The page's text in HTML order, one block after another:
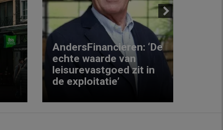
AndersFinancieren: ‘De
echte waarde van
leisurevastgoed zit in
de exploitatie’
Next